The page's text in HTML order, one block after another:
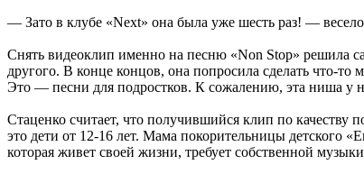
— Зато в клубе «Next» она была уже шесть раз! —
Снять видеоклип именно на песню «Non Stop» решила
другого. В конце концов, она попросила сделать что-
Это — песни для подростков. К сожалению, эта ниша у
Стаценко считает, что получившийся клип по качеству
это дети от 12-16 лет. Мама покорительницы детского
которая живет своей жизни, требует собственной